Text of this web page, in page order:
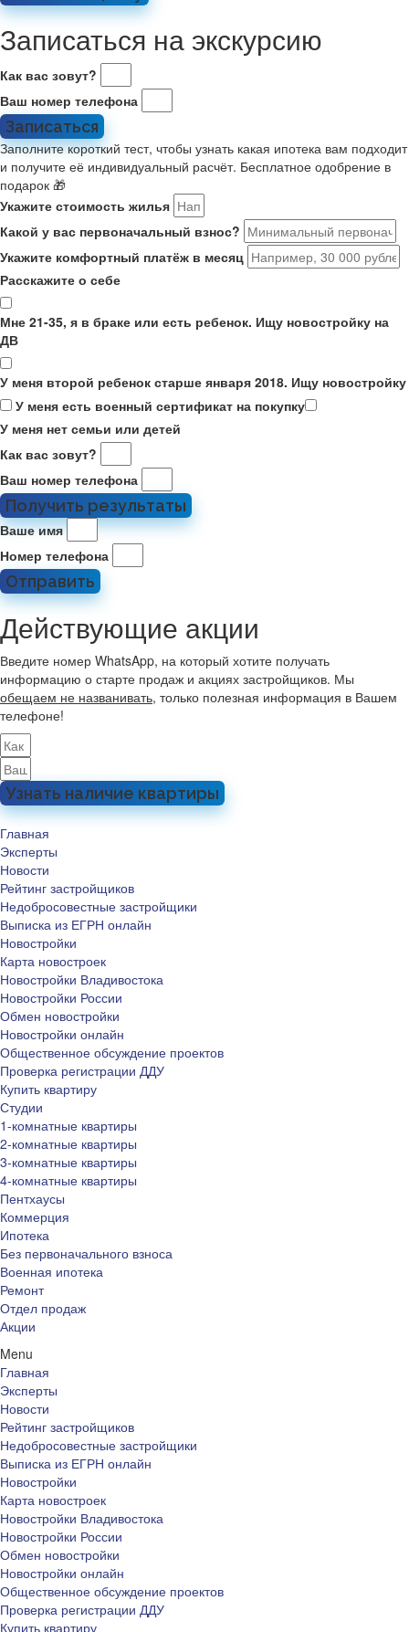
Записаться на экскурсию
Как вас зовут?
Ваш номер телефона
Записаться
Заполните короткий тест, чтобы узнать какая ипотека вам подходит
и получите её индивидуальный расчёт. Бесплатное одобрение в
подарок 🎁
Укажите стоимость жилья
Какой у вас первоначальный взнос?
Укажите комфортный платёж в месяц
Расскажите о себе
Мне 21-35, я в браке или есть ребенок. Ищу новостройку на
ДВ
У меня второй ребенок старше января 2018. Ищу новостройку
У меня есть военный сертификат на покупку
У меня нет семьи или детей
Как вас зовут?
Ваш номер телефона
Получить результаты
Ваше имя
Номер телефона
Отправить
Действующие акции
Введите номер WhatsApp, на который хотите получать
информацию о старте продаж и акциях застройщиков. Мы
обещаем не названивать, только полезная информация в Вашем
телефоне!
Узнать наличие квартиры
Главная
Эксперты
Новости
Рейтинг застройщиков
Недобросовестные застройщики
Выписка из ЕГРН онлайн
Новостройки
Карта новостроек
Новостройки Владивостока
Новостройки России
Обмен новостройки
Новостройки онлайн
Общественное обсуждение проектов
Проверка регистрации ДДУ
Купить квартиру
Студии
1-комнатные квартиры
2-комнатные квартиры
3-комнатные квартиры
4-комнатные квартиры
Пентхаусы
Коммерция
Ипотека
Без первоначального взноса
Военная ипотека
Ремонт
Отдел продаж
Акции
Menu
Главная
Эксперты
Новости
Рейтинг застройщиков
Недобросовестные застройщики
Выписка из ЕГРН онлайн
Новостройки
Карта новостроек
Новостройки Владивостока
Новостройки России
Обмен новостройки
Новостройки онлайн
Общественное обсуждение проектов
Проверка регистрации ДДУ
Купить квартиру